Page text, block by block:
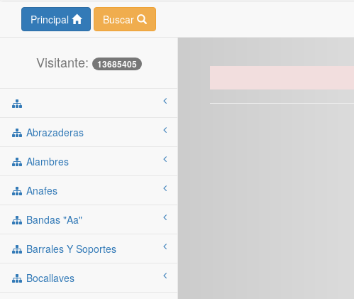
Principal Buscar
Visitante: 13685405
Abrazaderas
Alambres
Anafes
Bandas "aa"
Barrales Y Soportes
Bocallaves